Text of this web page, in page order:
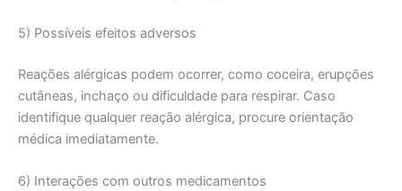
5) Possíveis efeitos adversos
Reações alérgicas podem ocorrer, como coceira, erupções
cutâneas, inchaço ou dificuldade para respirar. Caso
identifique qualquer reação alérgica, procure orientação
médica imediatamente.
6) Interações com outros medicamentos